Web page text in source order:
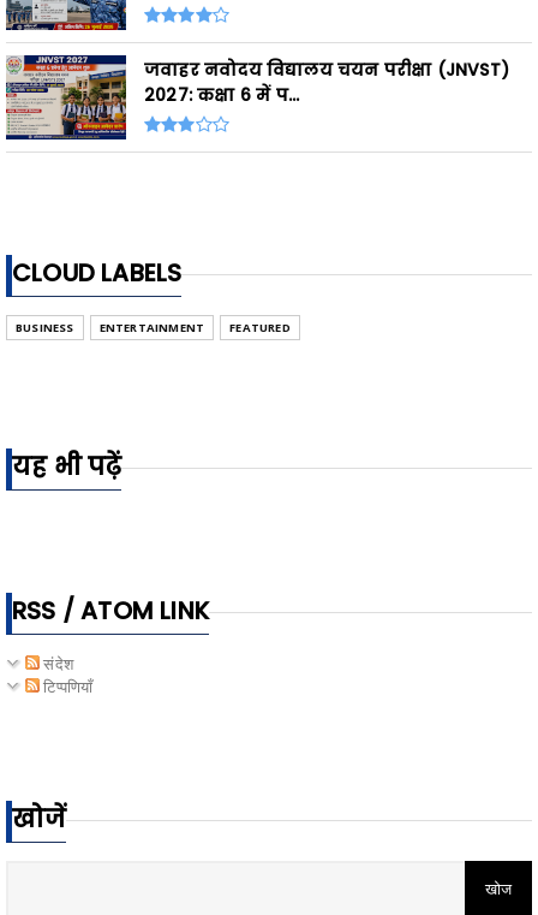
जवाहर नवोदय विद्यालय चयन परीक्षा (JNVST)
2027: कक्षा 6 में प...
CLOUD LABELS
BUSINESS ENTERTAINMENT FEATURED
यह भी पढ़ें
RSS / ATOM LINK
संदेश
टिप्पणियाँ
खोजें